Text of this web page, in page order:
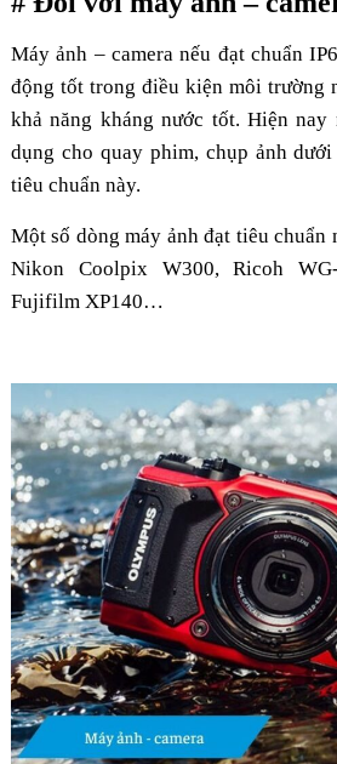
Máy ảnh – camera nếu đạt chuẩn
động tốt trong điều kiện môi trường
khả năng kháng nước tốt. Hiện
dụng cho quay phim, chụp ảnh
tiêu chuẩn này.
Một số dòng máy ảnh đạt tiêu chuẩn
Nikon Coolpix W300, Ricoh
Fujifilm XP140…